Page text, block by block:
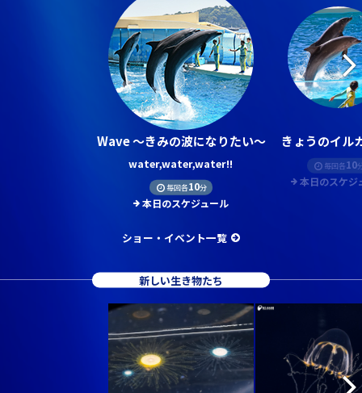
Wave ～きみの波になりたい～
water,water,water!!
毎回各10分
本日のスケジュール
きょうのイル
毎回各10
本日のスケジ
ショー・イベント一覧
新しい生き物たち